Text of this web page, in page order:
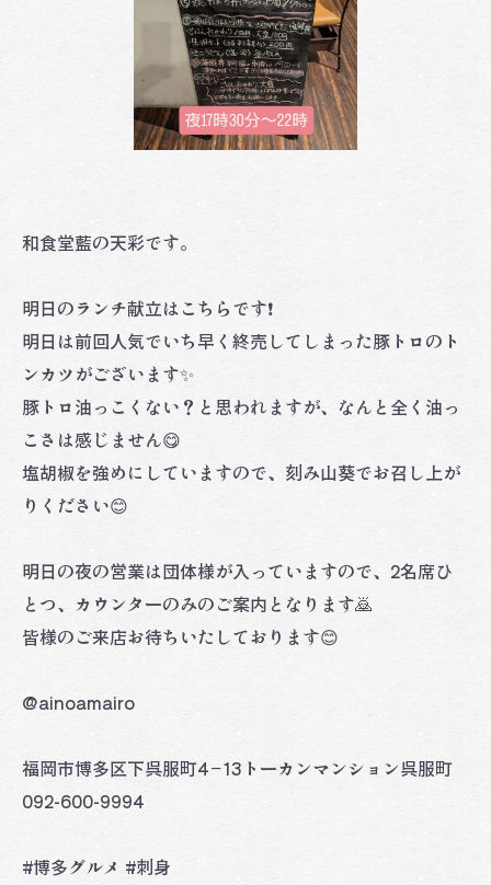
和食堂藍の天彩です。
明日のランチ献立はこちらです❗️
明日は前回人気でいち早く終売してしまった豚トロのト
ンカツがございます✨
豚トロ油っこくない？と思われますが、なんと全く油っ
こさは感じません😋
塩胡椒を強めにしていますので、刻み山葵でお召し上が
りください😊
明日の夜の営業は団体様が入っていますので、2名席ひ
とつ、カウンターのみのご案内となります🙇
皆様のご来店お待ちいたしております😊
@ainoamairo
福岡市博多区下呉服町4−13トーカンマンション呉服町
092-600-9994
#博多グルメ #刺身